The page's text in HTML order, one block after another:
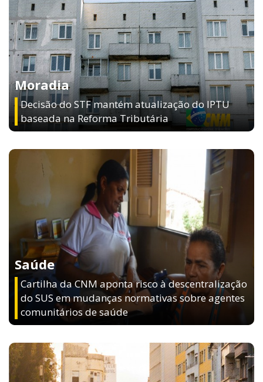
Moradia
Decisão do STF mantém atualização do IPTU
baseada na Reforma Tributária
Saúde
Cartilha da CNM aponta risco à descentralização
do SUS em mudanças normativas sobre agentes
comunitários de saúde